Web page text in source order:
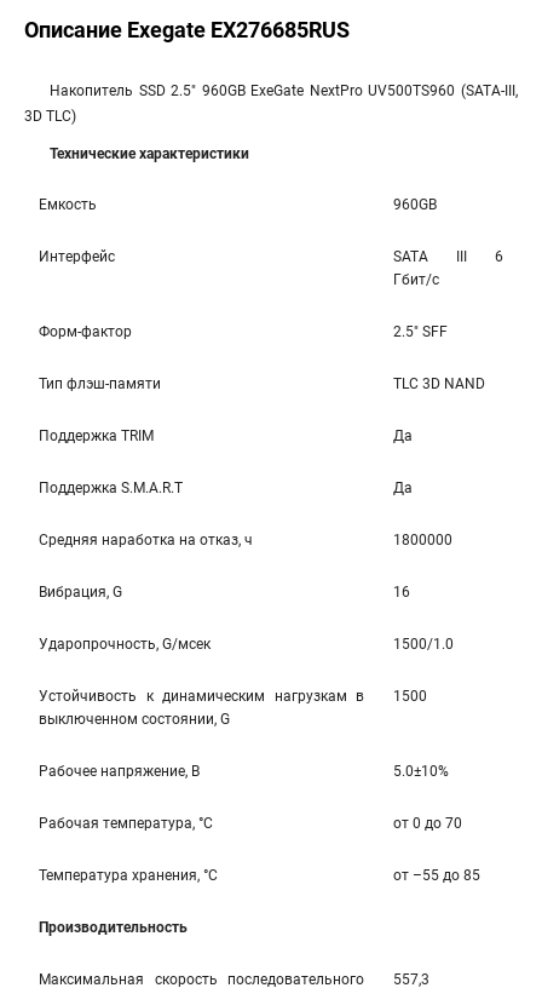
Описание Exegate EX276685RUS
Накопитель SSD 2.5" 960GB ExeGate NextPro UV500TS960 (SATA-III,
3D TLC)
Технические характеристики
Емкость 960GB
Интерфейс
SATA III 6
Гбит/c
Форм-фактор 2.5" SFF
Тип флэш-памяти TLC 3D NAND
Поддержка TRIM Да
Поддержка S.M.A.R.T Да
Средняя наработка на отказ, ч 1800000
Вибрация, G 16
Ударопрочность, G/мсек 1500/1.0
Устойчивость к динамическим нагрузкам в
выключенном состоянии, G
1500
Рабочее напряжение, В 5.0±10%
Рабочая температура, °С от 0 до 70
Температура хранения, °С от –55 до 85
Производительность
Максимальная скорость последовательного 557,3